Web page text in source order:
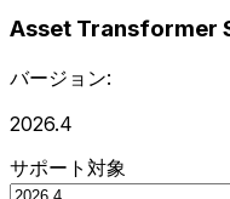
Asset Transformer
バージョン:
2026.4
サポート対象